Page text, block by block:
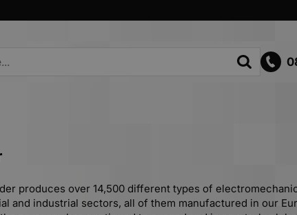
produces over 14,500 different types of
and industrial sectors, all of them manufactured in our